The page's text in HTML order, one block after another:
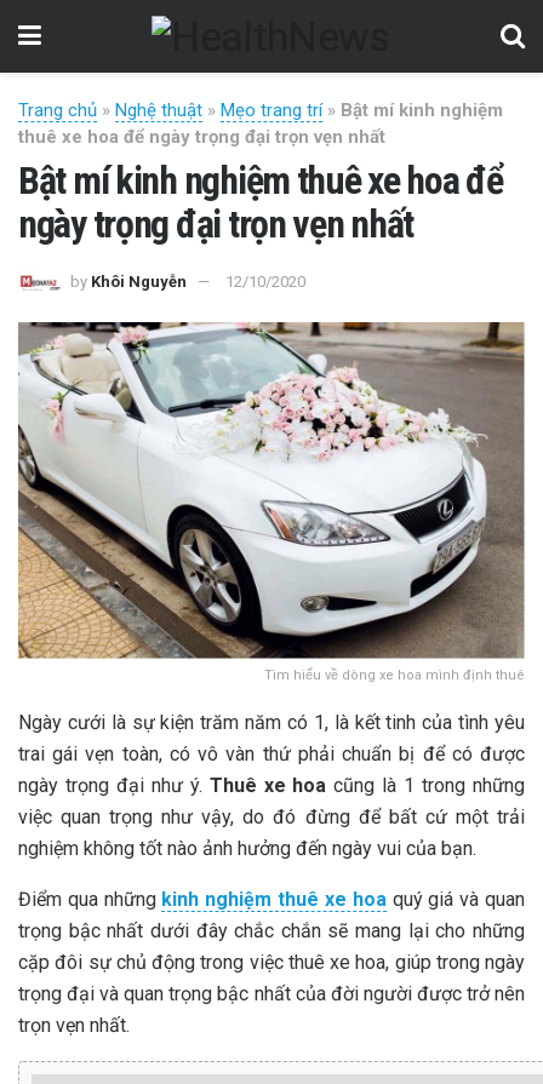
Trang chủ » Nghệ thuật » Mẹo trang trí» Bật mí kinh nghiệm
thuê xe hoa để ngày trọng đại trọn vẹn nhất
Bật mí kinh nghiệm thuê xe hoa để
ngày trọng đại trọn vẹn nhất
by Khôi Nguyễn 12/10/2020
Tìm hiểu về dòng xe hoa mình định thuê
Ngày cưới là sự kiện trăm năm có 1, là kết tinh của tình yêu
trai gái vẹn toàn, có vô vàn thứ phải chuẩn bị để có được
ngày trọng đại như ý. Thuê xe hoacũng là 1 trong những
việc quan trọng như vậy, do đó đừng để bất cứ một trải
nghiệm không tốt nào ảnh hưởng đến ngày vui của bạn.
Điểm qua những kinh nghiệm thuê xe hoaquý giá và quan
trọng bậc nhất dưới đây chắc chắn sẽ mang lại cho những
cặp đôi sự chủ động trong việc thuê xe hoa, giúp trong ngày
trọng đại và quan trọng bậc nhất của đời người được trở nên
trọn vẹn nhất.